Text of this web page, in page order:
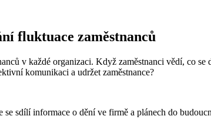
fluktuace zaměstnanců
v každé organizaci. Když zaměstnanci vědí, co
komunikaci a udržet zaměstnance?
se sdílí informace o dění ve firmě a plánech do